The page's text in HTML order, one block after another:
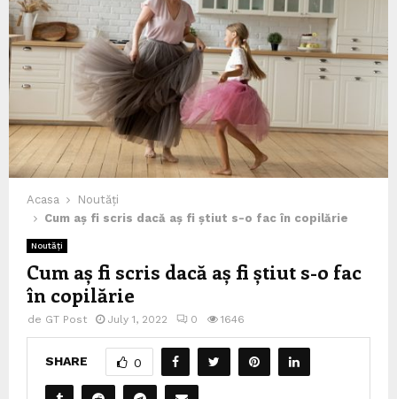
Acasa
Noutăți
Cum aș fi scris dacă aș fi știut s-o fac în copilărie
Noutăți
Cum aș fi scris dacă aș fi știut s-o fac
în copilărie
de GT Post July 1, 2022 0 1646
SHARE 0